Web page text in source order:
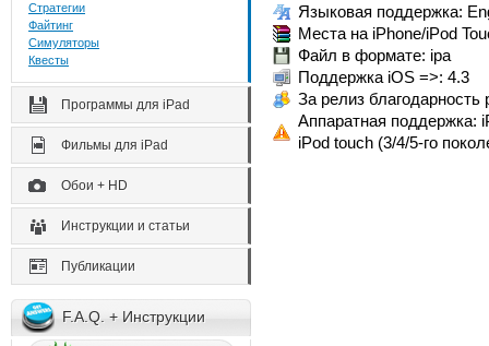
Стратегии
Файтинг
Симуляторы
Квесты
Программы для iPad
Фильмы для iPad
Обои + HD
Инструкции и статьи
Публикации
F.A.Q. + Инструкции
Языковая поддержка:
Места на iPhone/iPod
Файл в формате: ipa
Поддержка iOS =>: 4.3
За релиз
Аппаратная поддержка:
iPod touch (3/4/5-го